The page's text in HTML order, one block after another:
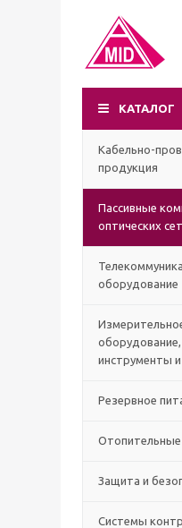
КАТАЛОГ
Кабельно-
продукция
Пассивные
оптических
оборудование
оборудование,
инструменты и
Резервное
Защита и
Системы